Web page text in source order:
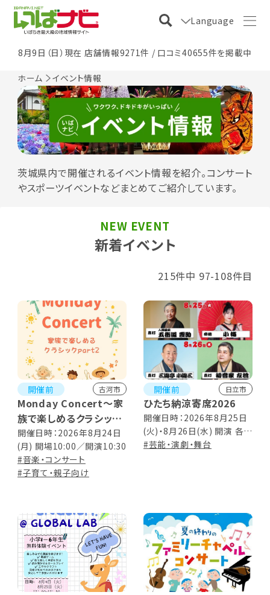
Language
8月9日（日）現在 店舗情報9271件 / 口コミ40655件を掲載中
ホーム イベント情報
茨城県内で開催されるイベント情報を紹介。コンサート
やスポーツイベントなどまとめてご紹介しています。
新着イベント
NEW EVENT
215件中 97-108件目
開催前 古河市
Monday Concert～家
族で楽しめるクラシック
part2～
開催日時：2026年8月24日
(月) 開場10:00／開演10:30
#音楽・コンサート
#子育て・親子向け
開催前 日立市
ひたち納涼寄席2026
開催日時：2026年8月25日
(火)・8月26日(水) 開演 各日
18:30～ (開場18:00)
#芸能・演劇・舞台